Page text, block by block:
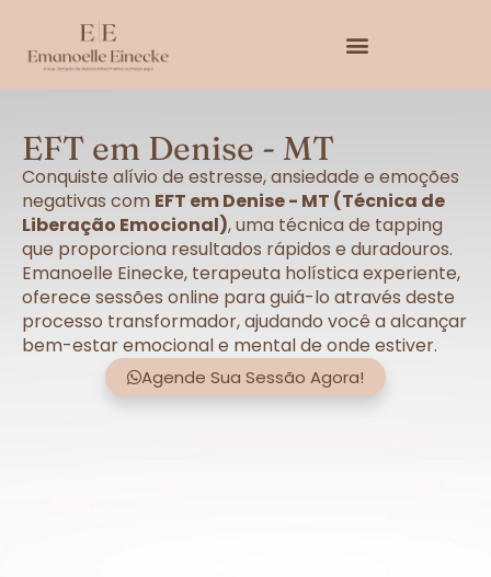
EFT em Denise - MT
Conquiste alívio de estresse, ansiedade e emoções
negativas com EFT em Denise - MT (Técnica de
Liberação Emocional), uma técnica de tapping
que proporciona resultados rápidos e duradouros.
Emanoelle Einecke, terapeuta holística experiente,
oferece sessões online para guiá-lo através deste
processo transformador, ajudando você a alcançar
bem-estar emocional e mental de onde estiver.
Agende Sua Sessão Agora!